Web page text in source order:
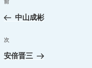
ナ
ビ
ゲ
過
去
投
稿
前
中山成彬
次
の
次
安倍晋三